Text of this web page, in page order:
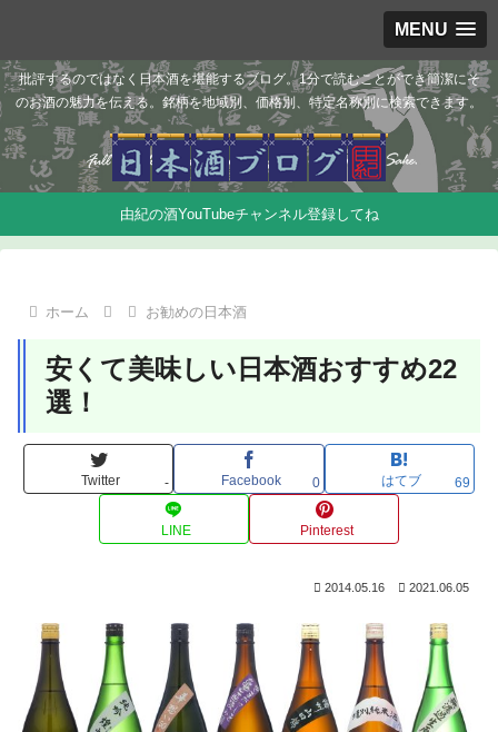
MENU
批評するのではなく日本酒を堪能するブログ。1分で読むことができ簡潔にそ
のお酒の魅力を伝える。銘柄を地域別、価格別、特定名称別に検索できます。
由紀の酒YouTubeチャンネル登録してね
ホーム お勧めの日本酒
安くて美味しい日本酒おすすめ22
選！
Twitter - Facebook 0 はてブ 69
LINE Pinterest
2014.05.16 2021.06.05